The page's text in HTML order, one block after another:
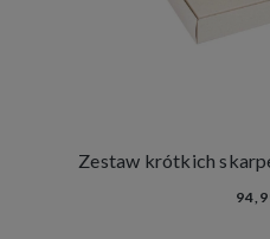
Zestaw krótkich